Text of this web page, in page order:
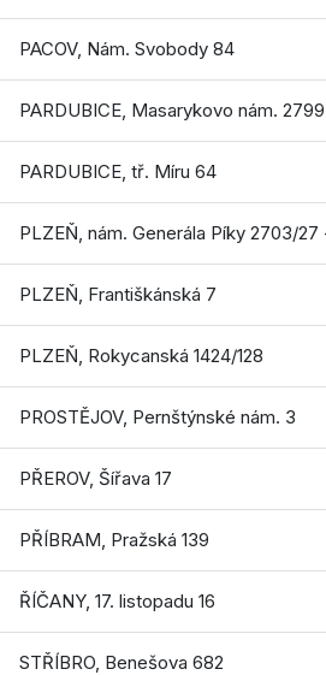
PACOV, Nám. Svobody 84
PARDUBICE, tř. Míru 64
PLZEŇ, Františkánská 7
PLZEŇ, Rokycanská 1424/128
PROSTĚJOV, Pernštýnské nám. 3
PŘEROV, Šířava 17
PŘÍBRAM, Pražská 139
ŘÍČANY, 17. listopadu 16
STŘÍBRO, Benešova 682